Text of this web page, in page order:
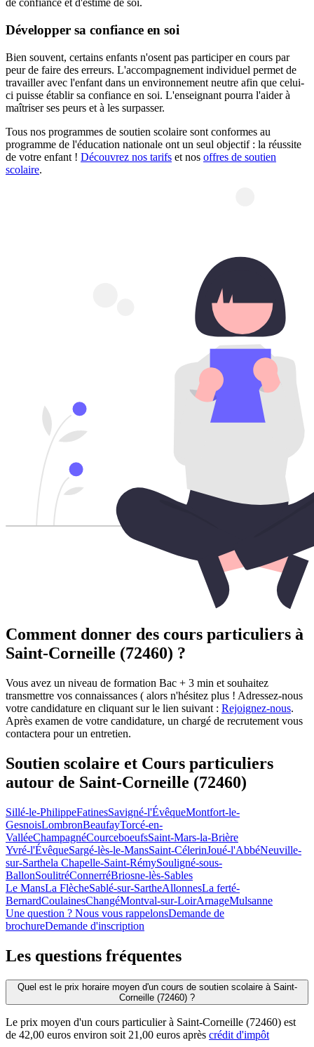
de confiance et d'estime de soi.
Développer sa confiance en soi
Bien souvent, certains enfants n'osent pas participer en cours par
peur de faire des erreurs. L'accompagnement individuel permet de
travailler avec l'enfant dans un environnement neutre afin que celui-
ci puisse établir sa confiance en soi. L'enseignant pourra l'aider à
maîtriser ses peurs et à les surpasser.
Tous nos programmes de soutien scolaire sont conformes au
programme de l'éducation nationale ont un seul objectif : la réussite
de votre enfant ! Découvrez nos tarifs et nos offres de soutien
scolaire.
Comment donner des cours particuliers à
Saint-Corneille (72460) ?
Vous avez un niveau de formation Bac + 3 min et souhaitez
transmettre vos connaissances ( alors n'hésitez plus ! Adressez-nous
votre candidature en cliquant sur le lien suivant : Rejoignez-nous.
Après examen de votre candidature, un chargé de recrutement vous
contactera pour un entretien.
Soutien scolaire et Cours particuliers
autour de Saint-Corneille (72460)
Sillé-le-PhilippeFatinesSavigné-l'ÉvêqueMontfort-le-
GesnoisLombronBeaufayTorcé-en-
ValléeChampagnéCourceboeufsSaint-Mars-la-Brière
Yvré-l'ÉvêqueSargé-lès-le-MansSaint-CélerinJoué-l'AbbéNeuville-
sur-Sarthela Chapelle-Saint-RémySouligné-sous-
BallonSoulitréConnerréBriosne-lès-Sables
Le MansLa FlècheSablé-sur-SartheAllonnesLa ferté-
BernardCoulainesChangéMontval-sur-LoirArnageMulsanne
Une question ? Nous vous rappelonsDemande de
brochureDemande d'inscription
Les questions fréquentes
Quel est le prix horaire moyen d'un cours de soutien scolaire à Saint-
Corneille (72460) ?
Le prix moyen d'un cours particulier à Saint-Corneille (72460) est
de 42,00 euros environ soit 21,00 euros après crédit d'impôt